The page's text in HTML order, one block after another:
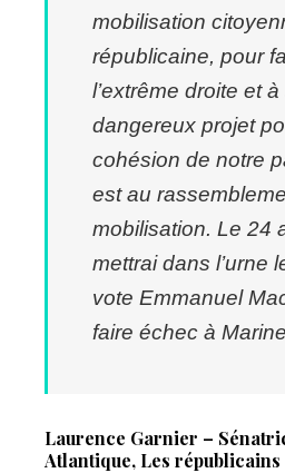
mobilisation
républicaine, pour
l’extrême droite et
dangereux projet
cohésion de notre
est au
mobilisation. Le 24
mettrai dans l’urne
vote Emmanuel
faire échec à
Laurence Garnier –
Atlantique, Les républicains